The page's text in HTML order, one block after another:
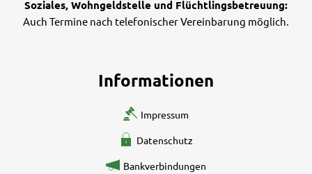
Soziales, Wohngeldstelle und Flüchtlingsbetreuung:
Auch Termine nach telefonischer Vereinbarung möglich.
Informationen
Impressum
Datenschutz
Bankverbindungen